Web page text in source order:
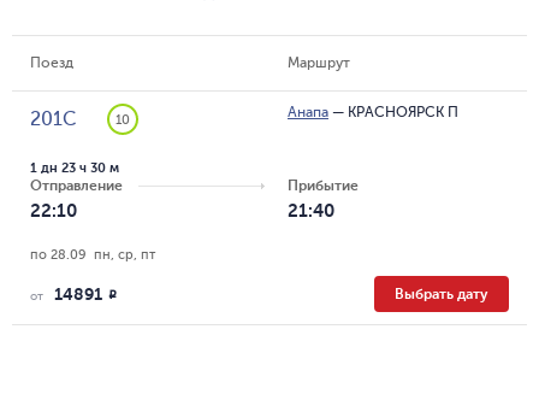
Поезд Маршрут
201С 10 Анапа — КРАСНОЯРСК П
Отправление
22:10
1 дн 23 ч 30 м
Прибытие
21:40
по 28.09  пн, ср, пт
от 14891 R Выбрать дату